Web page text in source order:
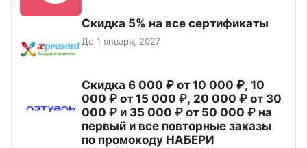
Скидка 5% на все сертификаты
До 1 января, 2027
Скидка 6 000 ₽ от 10 000 ₽, 10
000 ₽ от 15 000 ₽, 20 000 ₽ от 30
000 ₽ и 35 000 ₽ от 50 000 ₽ на
первый и все повторные заказы
по промокоду НАБЕРИ